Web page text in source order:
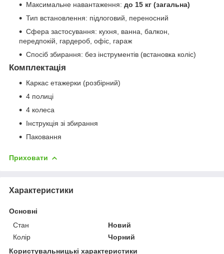
Максимальне навантаження: до 15 кг (загальна)
Тип встановлення: підлоговий, переносний
Сфера застосування: кухня, ванна, балкон,
передпокій, гардероб, офіс, гараж
Спосіб збирання: без інструментів (встановка коліс)
Комплектація
Каркас етажерки (розбірний)
4 полиці
4 колеса
Інструкція зі збирання
Паковання
Приховати
Характеристики
Основні
Стан
Новий
Колір
Чорний
Користувальницькі характеристики